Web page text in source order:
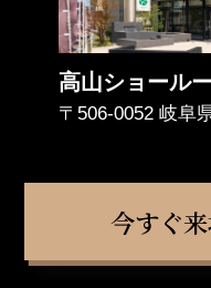
高山ショール
〒506-0052 岐阜
今すぐ